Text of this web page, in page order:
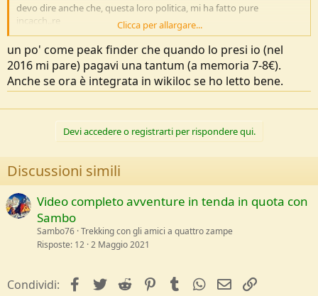
devo dire anche che, questa loro politica, mi ha fatto pure
incacch..re
ho già cancellato l'account
probabilmente prima han raccolto iscrizioni, come fan un po' tutti
(anche outdoor se non ti logghi non scarichi) ma, evidentemente,
han poi cambiato la loro policy
Clicca per allargare...
un po' come peak finder che quando lo presi io (nel
2016 mi pare) pagavi una tantum (a memoria 7-8€).
Anche se ora è integrata in wikiloc se ho letto bene.
Devi accedere o registrarti per rispondere qui.
Discussioni simili
Video completo avventure in tenda in quota con
Sambo
Sambo76 Trekking con gli amici a quattro zampe
Risposte 12 2 Maggio 2021
Condividi: facebookTwitterReddit PinterestTumblrWhatsApp
e-mail